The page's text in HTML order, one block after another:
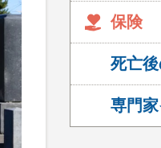
保険
死亡
専門